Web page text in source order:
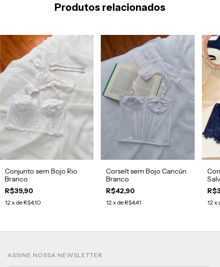
Produtos relacionados
Conjunto sem Bojo Rio
Branco
R$39,90
12 x deR$4,10
Corselt sem Bojo Cancún
Branco
R$42,90
12 x deR$4,41 12x
ASSINE NOSSA NEWSLETTER